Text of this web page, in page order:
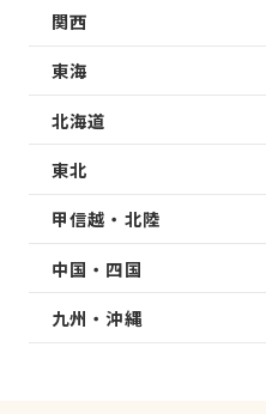
関西
東海
北海道
東北
甲信越・北陸
中国・四国
九州・沖縄